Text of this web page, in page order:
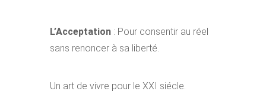
L’Acceptation : Pour consentir au réel
sans renoncer à sa liberté.
Un art de vivre pour le XXI siécle.